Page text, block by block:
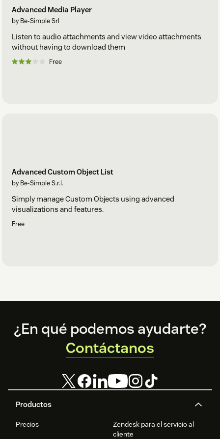
Advanced Media Player
by Be-Simple Srl
Listen to audio attachments and view video attachments
without having to download them
Free
Advanced Custom Object List
by Be-Simple S.r.l.
Simply manage Custom Objects using advanced
visualizations and features.
Free
Footer
Productos
Precios
Zendesk para el servicio al
cliente
¿En qué podemos ayudarte?
Contáctanos